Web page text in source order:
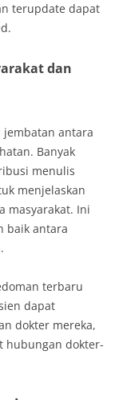
terupdate dapat
dan
jembatan antara
Banyak
menulis
menjelaskan
masyarakat. Ini
baik antara
terbaru
dapat
dokter mereka,
hubungan dokter-